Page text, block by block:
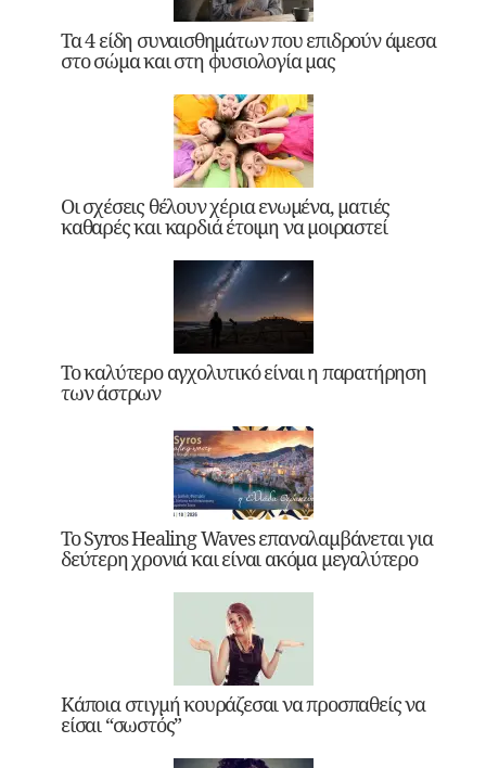
Τα 4 είδη συναισθημάτων που επιδρούν άμεσα
στο σώμα και στη φυσιολογία μας
Οι σχέσεις θέλουν χέρια ενωμένα, ματιές
καθαρές και καρδιά έτοιμη να μοιραστεί
Το καλύτερο αγχολυτικό είναι η παρατήρηση
των άστρων
Το Syros Healing Waves επαναλαμβάνεται για
δεύτερη χρονιά και είναι ακόμα μεγαλύτερο
Κάποια στιγμή κουράζεσαι να προσπαθείς να
είσαι “σωστός”